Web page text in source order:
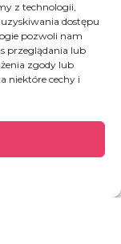
z technologii,
dostępu
pozwoli nam
przeglądania lub
zgody lub
niektóre cechy i
UFUNDUJ